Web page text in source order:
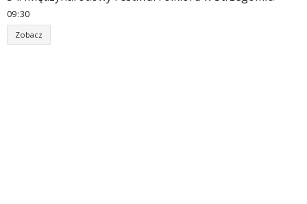
09:30
Zobacz